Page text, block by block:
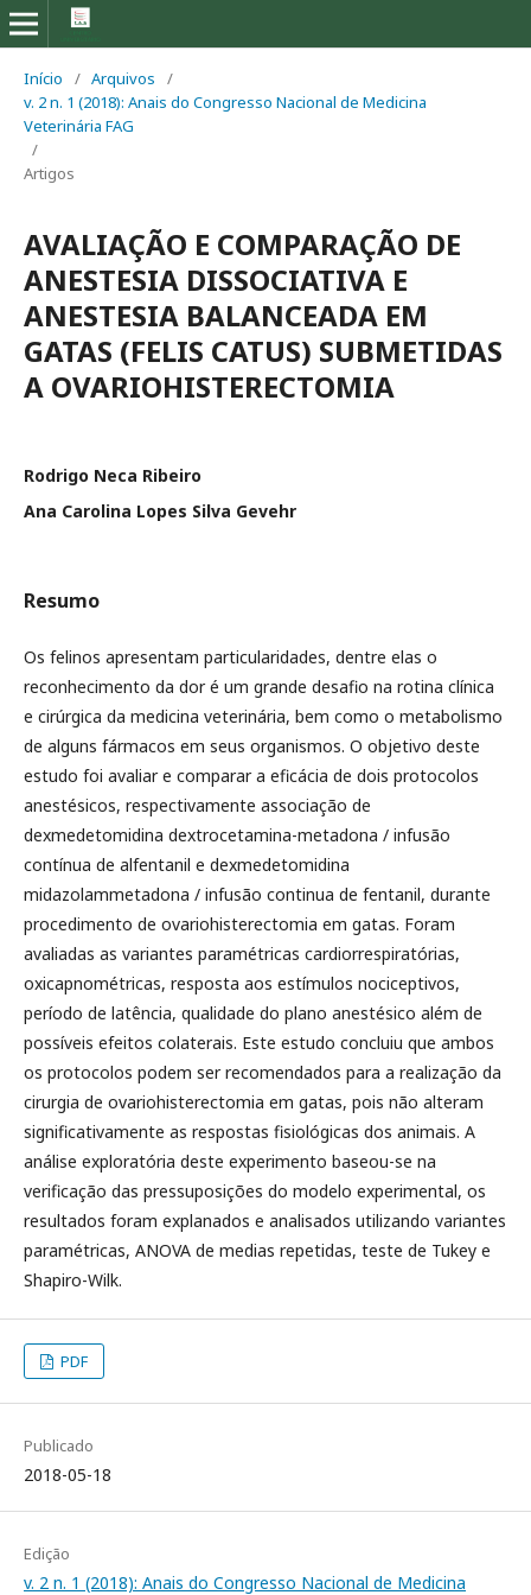
Início / Arquivos
/
v. 2 n. 1 (2018): Anais do Congresso Nacional de Medicina
Veterinária FAG
/
Artigos
AVALIAÇÃO E COMPARAÇÃO DE
ANESTESIA DISSOCIATIVA E
ANESTESIA BALANCEADA EM
GATAS (FELIS CATUS) SUBMETIDAS
A OVARIOHISTERECTOMIA
Rodrigo Neca Ribeiro
Ana Carolina Lopes Silva Gevehr
Resumo
Os felinos apresentam particularidades, dentre elas o
reconhecimento da dor é um grande desafio na rotina clínica
e cirúrgica da medicina veterinária, bem como o metabolismo
de alguns fármacos em seus organismos. O objetivo deste
estudo foi avaliar e comparar a eficácia de dois protocolos
anestésicos, respectivamente associação de
dexmedetomidina dextrocetamina-metadona / infusão
contínua de alfentanil e dexmedetomidina
midazolammetadona / infusão continua de fentanil, durante
procedimento de ovariohisterectomia em gatas. Foram
avaliadas as variantes paramétricas cardiorrespiratórias,
oxicapnométricas, resposta aos estímulos nociceptivos,
período de latência, qualidade do plano anestésico além de
possíveis efeitos colaterais. Este estudo concluiu que ambos
os protocolos podem ser recomendados para a realização da
cirurgia de ovariohisterectomia em gatas, pois não alteram
significativamente as respostas fisiológicas dos animais. A
análise exploratória deste experimento baseou-se na
verificação das pressuposições do modelo experimental, os
resultados foram explanados e analisados utilizando variantes
paramétricas, ANOVA de medias repetidas, teste de Tukey e
Shapiro-Wilk.
PDF
Publicado
2018-05-18
Edição
v. 2 n. 1 (2018): Anais do Congresso Nacional de Medicina